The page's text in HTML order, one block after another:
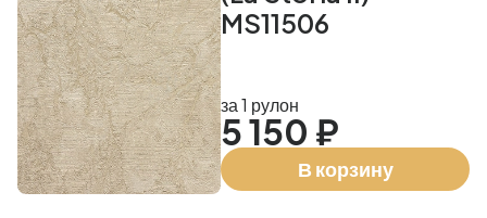
MS11506
за 1 рулон
5 150 ₽
В корзину